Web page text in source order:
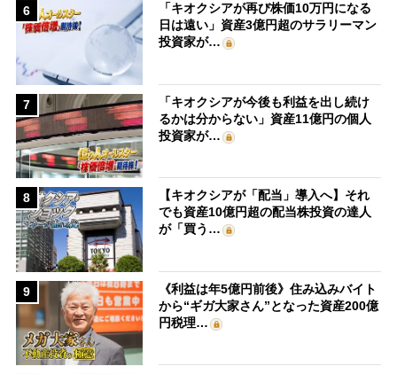
6
「キオクシアが再び株価10万円になる
日は遠い」資産3億円超のサラリーマン
投資家が…
7
「キオクシアが今後も利益を出し続け
るかは分からない」資産11億円の個人
投資家が…
8
【キオクシアが「配当」導入へ】それ
でも資産10億円超の配当株投資の達人
が「買う…
9
《利益は年5億円前後》住み込みバイト
から“ギガ大家さん”となった資産200億
円税理…